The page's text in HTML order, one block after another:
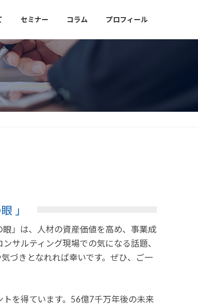
セミナー コラム プロフィール
」
」は、人材の資産価値を高め、事業成
サルティング現場での気になる話題、
づきとなれれば幸いです。ぜひ、ご一
を得ています。56億7千万年後の未来